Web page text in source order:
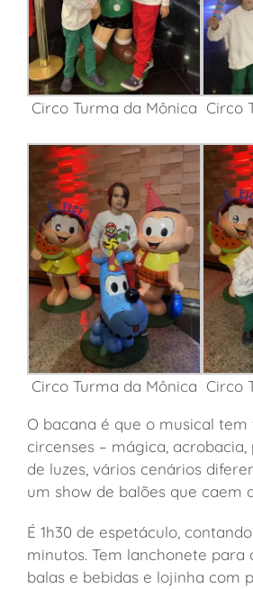
Circo Turma da Mônica Circo
Circo Turma da Mônica Circo
O bacana é que o musical
circenses – mágica, acrobacia,
de luzes, vários cenários
um show de balões que caem
É 1h30 de espetáculo,
minutos. Tem lanchonete para
balas e bebidas e lojinha com